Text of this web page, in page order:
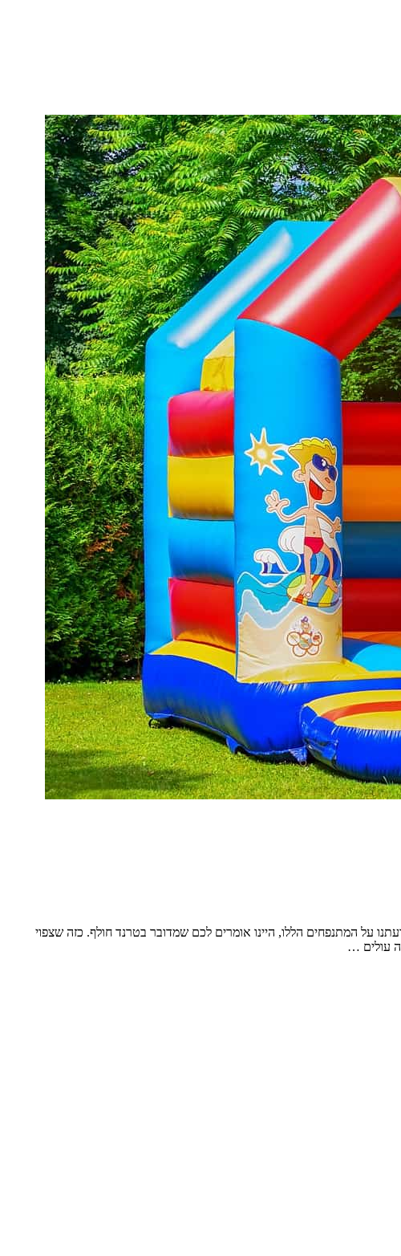
על המתנפחים הללו, היינו אומרים לכם שמדובר בטרנד חולף. כזה שצפוי
עולים …